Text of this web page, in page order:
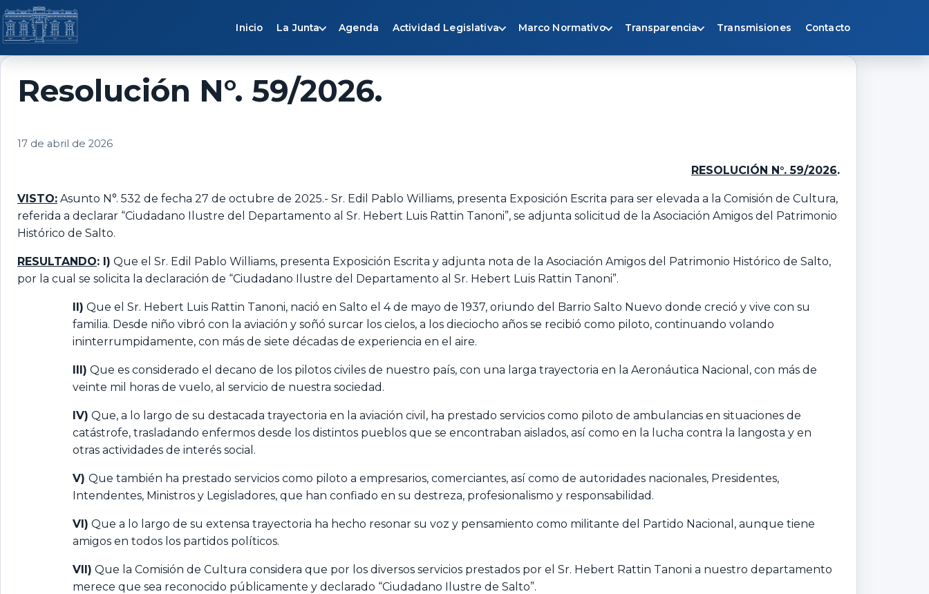
Saltar al contenido
Inicio La Junta Agenda Actividad Legislativa Marco Normativo Transparencia Transmisiones Contacto
Resolución N°. 59/2026.
17 de abril de 2026
RESOLUCIÓN N°. 59/2026.
VISTO: Asunto N°. 532 de fecha 27 de octubre de 2025.- Sr. Edil Pablo Williams, presenta Exposición Escrita para ser elevada a la Comisión de Cultura,
referida a declarar “Ciudadano Ilustre del Departamento al Sr. Hebert Luis Rattin Tanoni”, se adjunta solicitud de la Asociación Amigos del Patrimonio
Histórico de Salto.
RESULTANDO: I) Que el Sr. Edil Pablo Williams, presenta Exposición Escrita y adjunta nota de la Asociación Amigos del Patrimonio Histórico de Salto,
por la cual se solicita la declaración de “Ciudadano Ilustre del Departamento al Sr. Hebert Luis Rattin Tanoni”.
II) Que el Sr. Hebert Luis Rattin Tanoni, nació en Salto el 4 de mayo de 1937, oriundo del Barrio Salto Nuevo donde creció y vive con su
familia. Desde niño vibró con la aviación y soñó surcar los cielos, a los dieciocho años se recibió como piloto, continuando volando
ininterrumpidamente, con más de siete décadas de experiencia en el aire.
III) Que es considerado el decano de los pilotos civiles de nuestro país, con una larga trayectoria en la Aeronáutica Nacional, con más de
veinte mil horas de vuelo, al servicio de nuestra sociedad.
IV) Que, a lo largo de su destacada trayectoria en la aviación civil, ha prestado servicios como piloto de ambulancias en situaciones de
catástrofe, trasladando enfermos desde los distintos pueblos que se encontraban aislados, así como en la lucha contra la langosta y en
otras actividades de interés social.
V) Que también ha prestado servicios como piloto a empresarios, comerciantes, así como de autoridades nacionales, Presidentes,
Intendentes, Ministros y Legisladores, que han confiado en su destreza, profesionalismo y responsabilidad.
VI) Que a lo largo de su extensa trayectoria ha hecho resonar su voz y pensamiento como militante del Partido Nacional, aunque tiene
amigos en todos los partidos políticos.
VII) Que la Comisión de Cultura considera que por los diversos servicios prestados por el Sr. Hebert Rattin Tanoni a nuestro departamento
merece que sea reconocido públicamente y declarado “Ciudadano Ilustre de Salto”.